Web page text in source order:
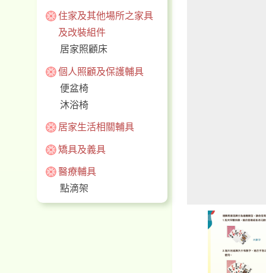
住家及其他場所之家具
及改裝組件
居家照顧床
個人照顧及保護輔具
便盆椅
沐浴椅
居家生活相關輔具
矯具及義具
醫療輔具
點滴架